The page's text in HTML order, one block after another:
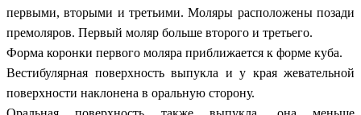
первыми, вторыми и третьими. Моляры расположены позади
премоляров. Первый моляр больше второго и третьего.
Форма коронки первого моляра приближается к форме куба.
Вестибулярная поверхность выпукла и у края жевательной
поверхности наклонена в оральную сторону.